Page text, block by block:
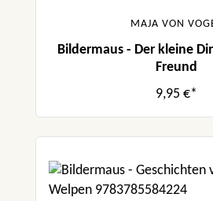
MAJA VON
Bildermaus - Der kleine
Freund
9,95 €*